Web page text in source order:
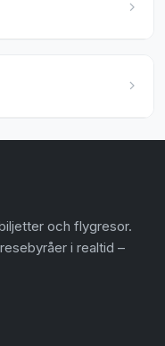
och flygresor.
i realtid –